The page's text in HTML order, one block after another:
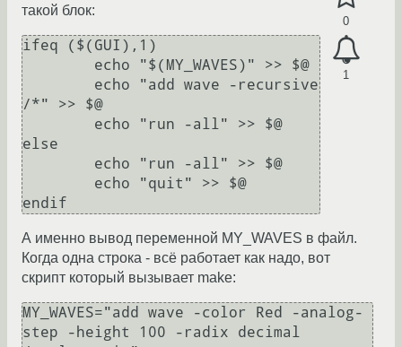
0
1
такой блок:
ifeq ($(GUI),1)
/*" >> $@
else
endif
А именно вывод переменной MY_WAVES в файл.
Когда одна строка - всё работает как надо, вот
скрипт который вызывает make:
MY_WAVES="add wave -color Red -analog-
step -height 100 -radix decimal